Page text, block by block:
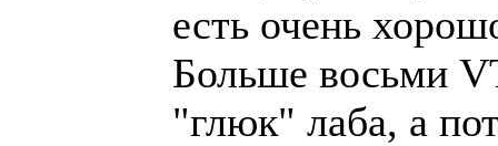
есть очень
Больше восьми
"глюк" лаба, а